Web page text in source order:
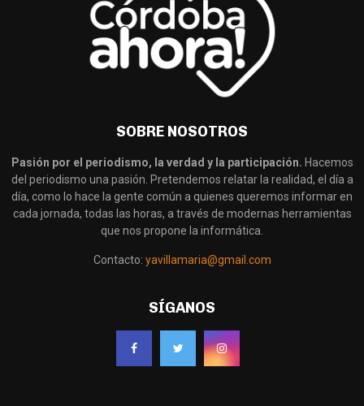
SOBRE NOSOTROS
Pasión por el periodismo, la verdad y la participación. Hacemos
del periodismo una pasión. Pretendemos relatar la realidad, el día a
día, como lo hace la gente común a quienes queremos informar en
cada jornada, todas las horas, a través de modernas herramientas
que nos propone la informática.
Contacto: yavillamaria@gmail.com
SÍGANOS